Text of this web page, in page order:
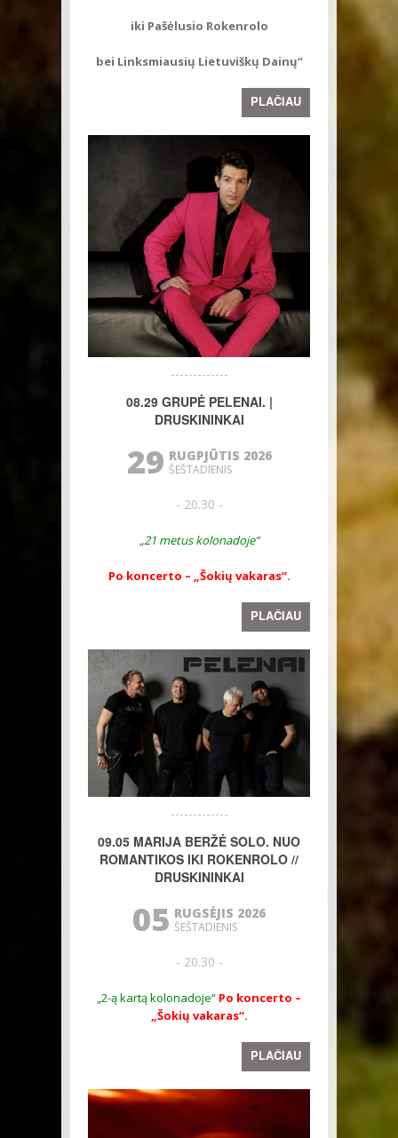
iki Pašėlusio Rokenrolo
bei Linksmiausių Lietuviškų Dainų“
PLAČIAU
08.29 GRUPĖ PELENAI. |
DRUSKININKAI
29 RUGPJŪTIS 2026
ŠEŠTADIENIS
- 20.30 -
„21 metus kolonadoje“
Po koncerto – „Šokių vakaras“.
PLAČIAU
09.05 MARIJA BERŽĖ SOLO. NUO
ROMANTIKOS IKI ROKENROLO //
DRUSKININKAI
05 RUGSĖJIS 2026
ŠEŠTADIENIS
- 20.30 -
„2-ą kartą kolonadoje“ Po koncerto –
„Šokių vakaras“.
PLAČIAU